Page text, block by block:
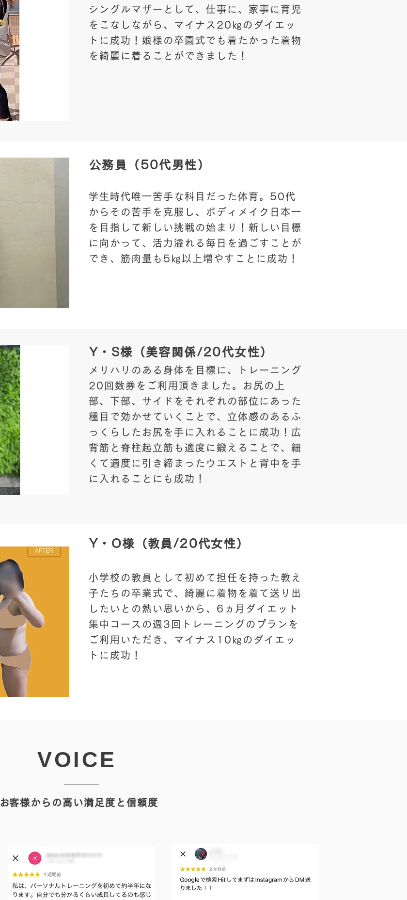
シングルマザーとして、仕事に、家事に育児
をこなしながら、マイナス20㎏のダイエッ
トに成功！​娘様の卒園式でも着たかった着物
を綺麗に着ることができました！
​公務員（50代男性）
学生時代唯一苦手な科目だった体育。50代
からその苦手を克服し、ボディメイク日本一
を目指して新しい挑戦の始まり！新しい目標
に向かって、活力溢れる毎日を過ごすことが
でき、筋肉量も5㎏以上増やすことに成功！
​Y・S様（美容関係/20代女性）
メリハリのある身体を目標に、トレーニング
20回数券をご利用頂きました。お尻の上
部、下部、サイドをそれぞれの部位にあった
種目で効かせていくことで、立体感のあるふ
っくらしたお尻を手に入れることに成功！広
背筋と脊柱起立筋も適度に鍛えることで、細
くて適度に引き締まったウエストと背中を手
に入れることにも成功！
Y・O様（教員/20代女性）
小学校の教員として初めて担任を持った教え
子たちの卒業式で、綺麗に着物を着て送り出
したいとの熱い思いから、6ヵ月ダイエット
集中コースの週3回トレーニングのプランを
ご利用いただき、マイナス10㎏のダイエッ
トに成功！
​VOICE
​お客様からの高い満足度と信頼度